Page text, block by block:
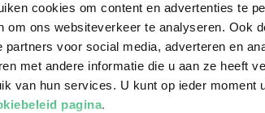
cookies om content en advertenties te
om ons websiteverkeer te analyseren. Ook
partners voor social media, adverteren en
met andere informatie die u aan ze heeft
van hun services. U kunt op ieder moment
pagina.
Blog